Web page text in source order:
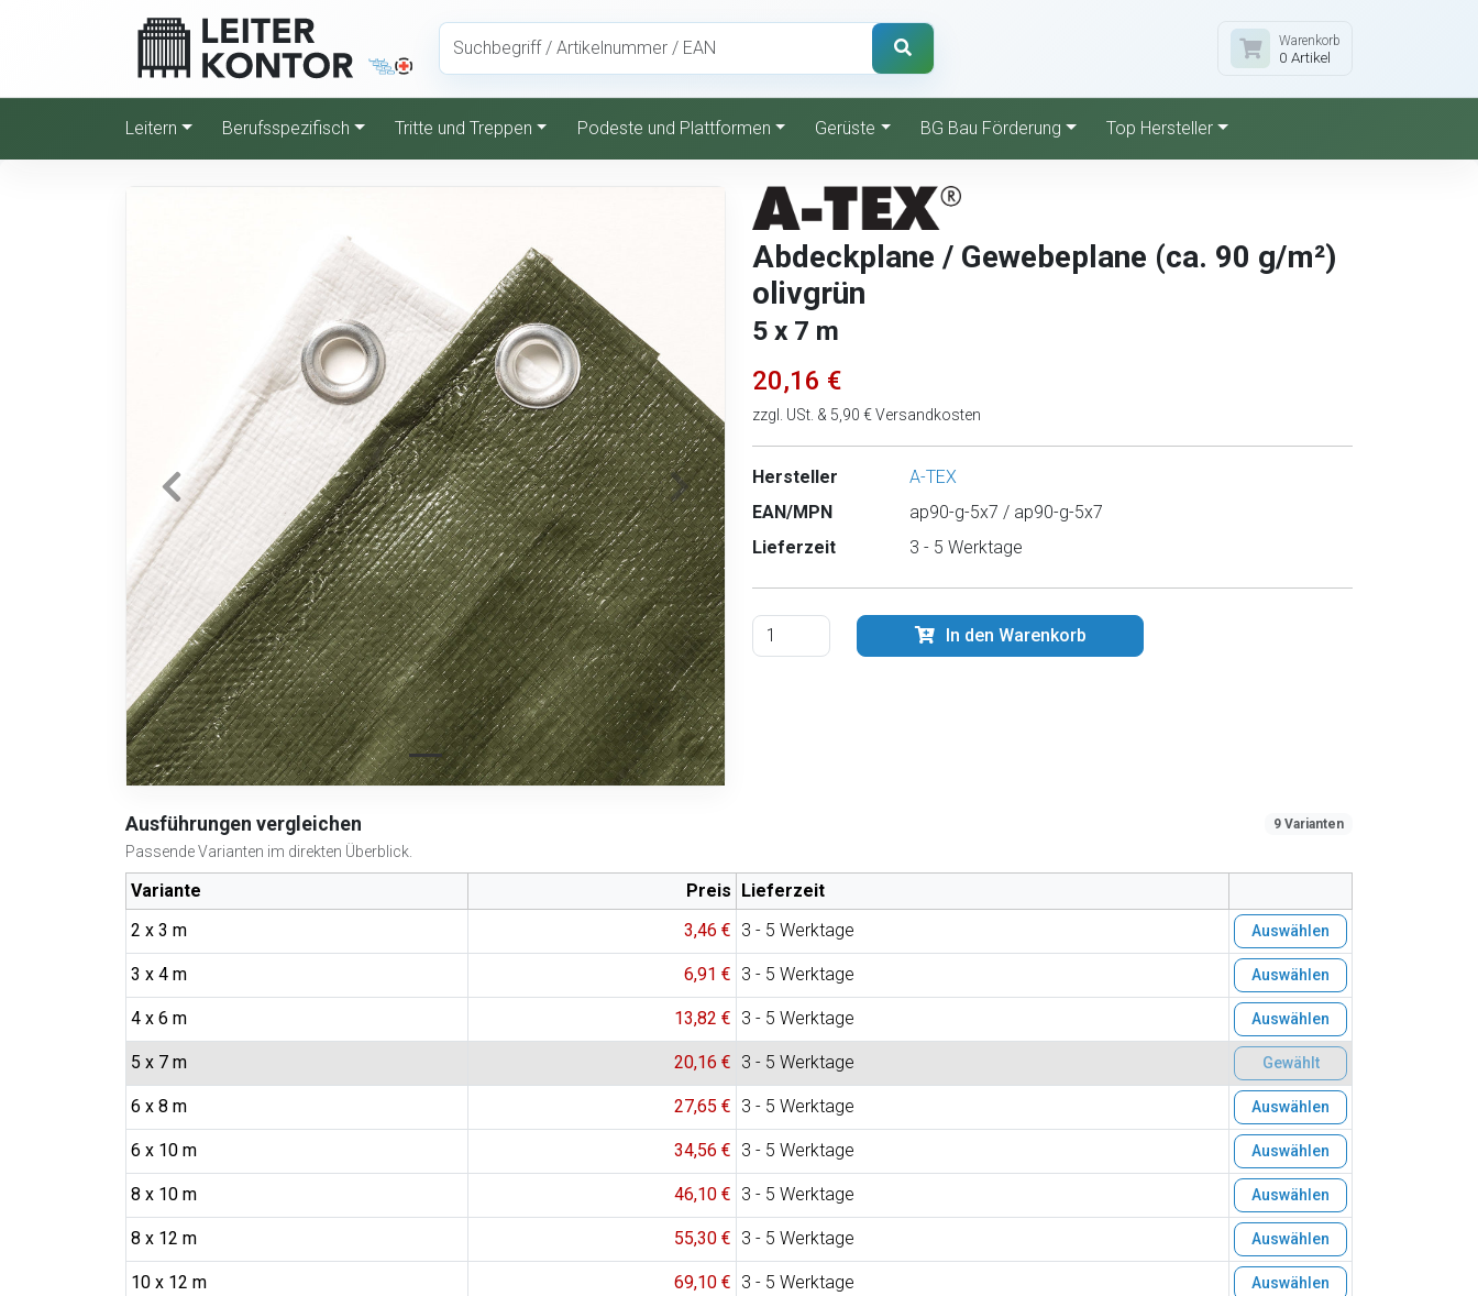
Warenkorb
0 Artikel
Leitern Berufsspezifisch Tritte und Treppen Podeste und Plattformen Gerüste BG Bau Förderung Top Hersteller
Abdeckplane / Gewebeplane (ca. 90 g/m²)
olivgrün
5 x 7 m
20,16 €
zzgl. USt. & 5,90 € Versandkosten
Hersteller
A-TEX
EAN/MPN
ap90-g-5x7 / ap90-g-5x7
Lieferzeit
3 - 5 Werktage
In den Warenkorb
Ausführungen vergleichen
Passende Varianten im direkten Überblick.
9 Varianten
Variante Preis Lieferzeit
2 x 3 m
3,46 € 3 - 5 Werktage Auswählen
3 x 4 m 6,91 € 3 - 5 Werktage Auswählen
4 x 6 m 13,82 € 3 - 5 Werktage Auswählen
5 x 7 m 20,16 € 3 - 5 Werktage Gewählt
6 x 8 m 27,65 € 3 - 5 Werktage Auswählen
6 x 10 m 34,56 € 3 - 5 Werktage Auswählen
8 x 10 m 46,10 € 3 - 5 Werktage Auswählen
8 x 12 m 55,30 € 3 - 5 Werktage Auswählen
10 x 12 m 69,10 € 3 - 5 Werktage Auswählen